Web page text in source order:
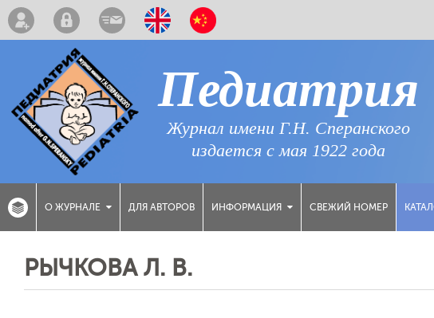
Педиатрия
Журнал имени Г.Н. Сперанского
издается с мая 1922 года
О ЖУРНАЛЕ ДЛЯ АВТОРОВ ИНФОРМАЦИЯ СВЕЖИЙ НОМЕР
РЫЧКОВА Л. В.